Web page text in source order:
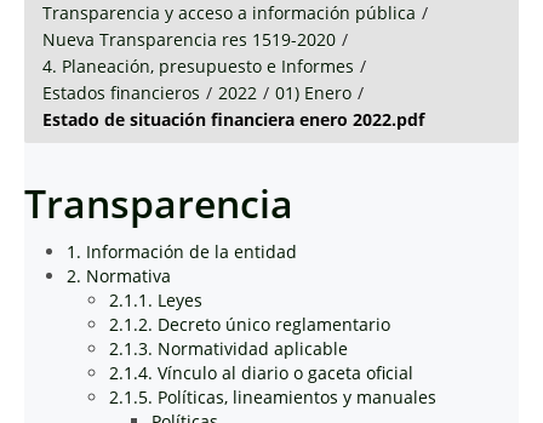
Transparencia y acceso a información pública /
Nueva Transparencia res 1519-2020 /
4. Planeación, presupuesto e Informes /
Estados financieros / 2022 / 01) Enero /
Estado de situación financiera enero 2022.pdf
Transparencia
1. Información de la entidad
2. Normativa
2.1.1. Leyes
2.1.2. Decreto único reglamentario
2.1.3. Normatividad aplicable
2.1.4. Vínculo al diario o gaceta oficial
2.1.5. Políticas, lineamientos y manuales